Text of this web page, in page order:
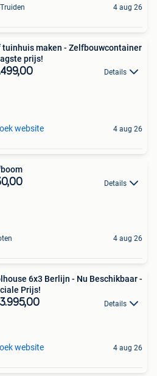
4 aug 26
tuinhuis maken - Zelfbouwcontainer
prijs!
Details
website 4 aug 26
Details
4 aug 26
6x3 Berlijn - Nu Beschikbaar -
Prijs!
Details
website 4 aug 26